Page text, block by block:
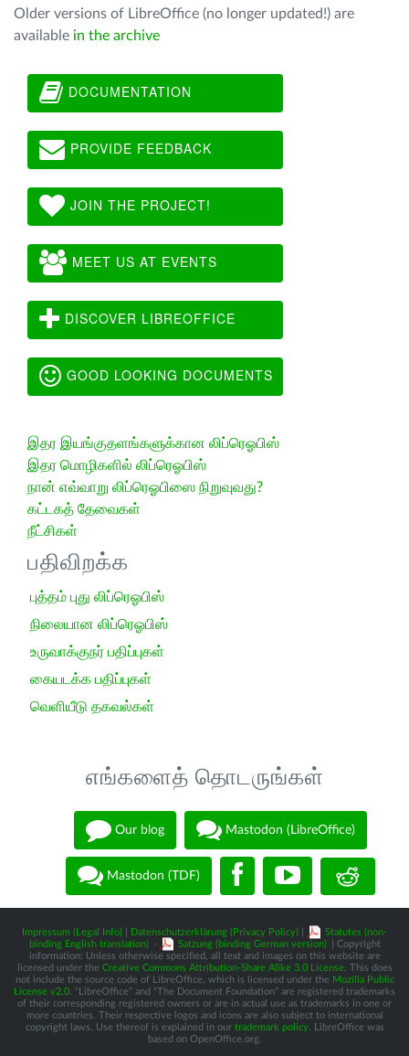
Older versions of LibreOffice (no longer updated!) are
available in the archive
DOCUMENTATION
PROVIDE FEEDBACK
JOIN THE PROJECT!
MEET US AT EVENTS
DISCOVER LIBREOFFICE
GOOD LOOKING DOCUMENTS
இதர இயங்குதளங்களுக்கான லிப்ரெஓபிஸ்
இதர மொழிகளில் லிப்ரெஓபிஸ்
நான் எவ்வாறு லிப்ரெஓபிஸை நிறுவுவது?
கட்டகத் தேவைகள்
நீட்சிகள்
பதிவிறக்க
புத்தம் புது லிப்ரெஓபிஸ்
நிலையான லிப்ரெஓபிஸ்
உருவாக்குநர் பதிப்புகள்
கையடக்க பதிப்புகள்
வெளியீடு தகவல்கள்
எங்களைத் தொடருங்கள்
Our blog Mastodon (LibreOffice)
Mastodon (TDF)
Impressum (Legal Info) Datenschutzerklärung (Privacy Policy)
Statutes (non-
binding English translation) - Satzung (binding German version)
| Copyright
information: Unless otherwise specified, all text and images on this website are
licensed under the Creative Commons Attribution-Share Alike 3.0 License. This does
not include the source code of LibreOffice, which is licensed under the Mozilla Public
License v2.0 . “LibreOffice” and “The Document Foundation” are registered trademarks
of their corresponding registered owners or are in actual use as trademarks in one or
more countries. Their respective logos and icons are also subject to international
copyright laws. Use thereof is explained in our trademark policy. LibreOffice was
based on OpenOffice.org.